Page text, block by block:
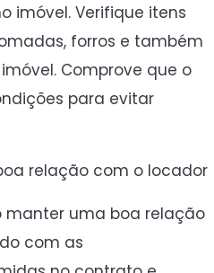
imóvel. Verifique itens
forros e também
Comprove que o
para evitar
relação com o locador
manter uma boa relação
com as